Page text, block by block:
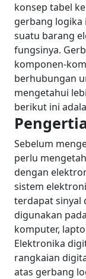
konsep tabel
gerbang logika
suatu barang
fungsinya.
komponen-
berhubungan
mengetahui
berikut ini
Sebelum
perlu
dengan
sistem
terdapat sinyal
digunakan
komputer,
Elektronika
rangkaian
atas gerbang